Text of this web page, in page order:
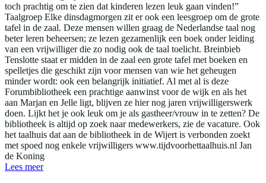
toch prachtig om te zien dat kinderen lezen leuk gaan vinden!”
Taalgroep Elke dinsdagmorgen zit er ook een leesgroep om de grote
tafel in de zaal. Deze mensen willen graag de Nederlandse taal nog
beter leren beheersen; ze lezen gezamenlijk een boek onder leiding
van een vrijwilliger die zo nodig ook de taal toelicht. Breinbieb
Tenslotte staat er midden in de zaal een grote tafel met boeken en
spelletjes die geschikt zijn voor mensen van wie het geheugen
minder wordt: ook een belangrijk initiatief. Al met al is deze
Forumbibliotheek een prachtige aanwinst voor de wijk en als het
aan Marjan en Jelle ligt, blijven ze hier nog jaren vrijwilligerswerk
doen. Lijkt het je ook leuk om je als gastheer/vrouw in te zetten? De
bibliotheek is altijd op zoek naar medewerkers, zie de vacature. Ook
het taalhuis dat aan de bibliotheek in de Wijert is verbonden zoekt
met spoed nog enkele vrijwilligers www.tijdvoorhettaalhuis.nl Jan
de Koning
Lees meer